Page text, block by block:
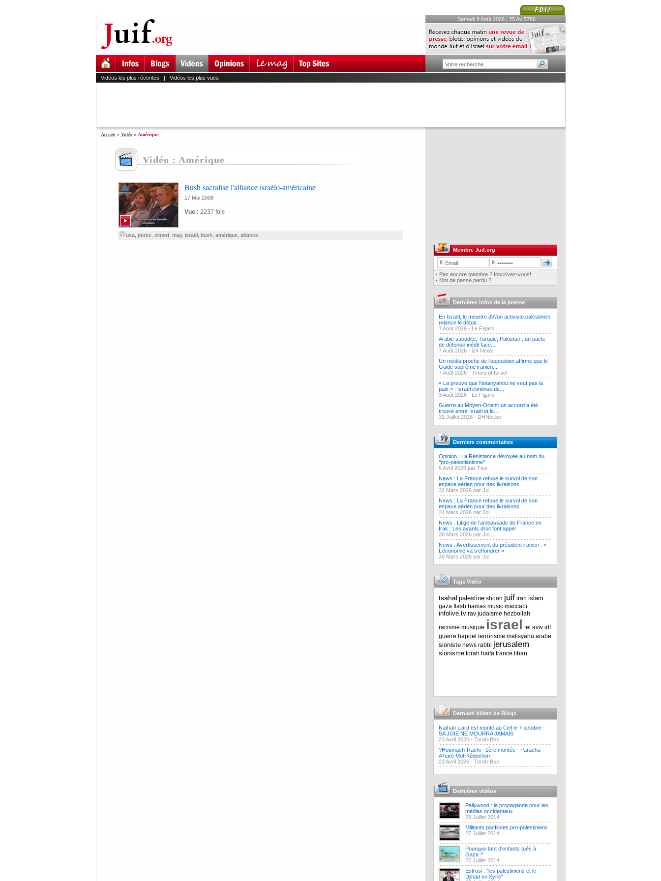
Samedi 8 Août 2026 | 25 Av 5786
Vidéos les plus récentes | Vidéos les plus vues
Accueil » Vidéo» Amérique
Vidéo : Amérique
Bush sacralise l'alliance israélo-américaine
17 Mai 2008
Vue : 2237 fois
usa, perez olmert, may, israël, bush, amérique, alliance
Membre Juif.org
· Pas encore membre ? Inscrivez-vous!
· Mot de passe perdu ?
Dernières infos de la presse
En Israël, le meurtre d\\\'un activiste palestinien
relance le débat...
7 Août 2026 - Le Figaro
Arabie saoudite, Turquie, Pakistan : un pacte
de défense inédit face...
7 Août 2026 - i24 News
Un média proche de l’opposition affirme que le
Guide suprême iranien...
7 Août 2026 - Times of Israel
« La preuve que Netanyahou ne veut pas la
paix » : Israël continue de...
3 Août 2026 - Le Figaro
Guerre au Moyen-Orient: un accord a été
trouvé entre Israël et le...
31 Juillet 2026 - DHNet.be
Derniers commentaires
Opinion : La Résistance dévoyée au nom du
‘’pro-palestianisme’’
5 Avril 2026 par Tixe
News : La France refuse le survol de son
espace aérien pour des livraisons...
31 Mars 2026 par Jcl
News : La France refuse le survol de son
espace aérien pour des livraisons...
31 Mars 2026 par Jcl
News : Litige de l’ambassade de France en
Irak : Les ayants droit font appel
30 Mars 2026 par Jcl
News : Avertissement du président iranien : «
L’économie va s’effondrer »
30 Mars 2026 par Jcl
Tags Vidéo
tsahal palestine shoah juif iran islam
gaza flash hamas music maccabi
infolive.tv rav judaisme hezbollah
racisme musique israel tel aviv idf
guerre hapoel terrorisme matisyahu arabe
sioniste news rabbi jerusalem
sionisme torah haifa france liban
Derniers billets de Blogs
Nathan Liard est monté au Ciel le 7 octobre -
SA JOIE NE MOURRA JAMAIS
23 Avril 2026 - Torah-Box
?Houmach-Rachi - 1ère montée - Paracha
A'haré Mot-Kédochim
23 Avril 2026 - Torah-Box
Dernières vidéos
Pallywood : la propagande pour les
médias occidentaux
28 Juillet 2014
Militants pacfiistes pro-palestiniens
27 Juillet 2014
Pourquoi tant d'enfants tués à
Gaza ?
27 Juillet 2014
Estrosi : "les palestiniens et le
Djihad en Syrie"